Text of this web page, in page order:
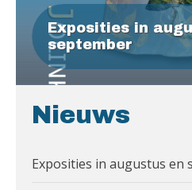
Exposities in
september
Nieuws
Exposities in augustus en